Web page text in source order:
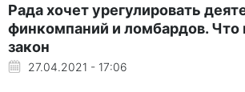
Рада хочет урегулировать
финкомпаний и ломбардов. Что
закон
27.04.2021 - 17:06